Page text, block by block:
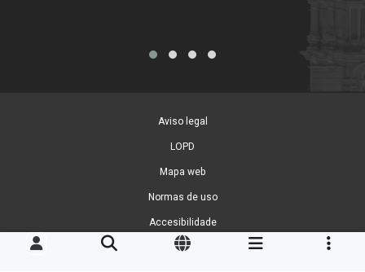
Aviso legal
LOPD
Mapa web
Normas de uso
Accesibilidade
Xestión de cookies